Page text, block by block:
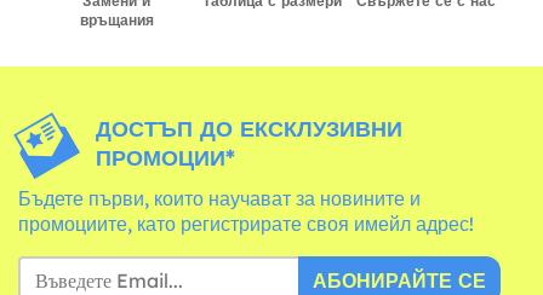
връщания
ДОСТЪП ДО ЕКСКЛУЗИВНИ
ПРОМОЦИИ*
Бъдете първи, които научават за новините и
промоциите, като регистрирате своя имейл адрес!
АБОНИРАЙТЕ СЕ